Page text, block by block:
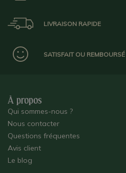
LIVRAISON RAPIDE
SATISFAIT OU REMBOURSÉ
À propos
Qui sommes-nous ?
Nous contacter
Questions fréquentes
Avis client
Le blog